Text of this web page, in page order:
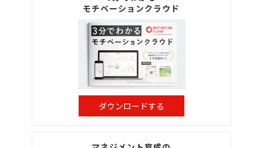
モチベーションクラウド
ダウンロードする